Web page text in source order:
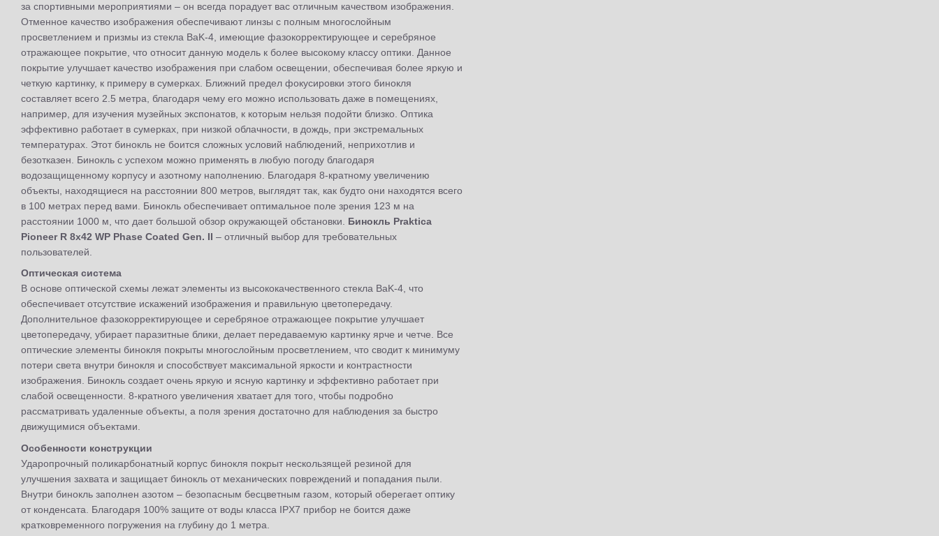
за спортивными мероприятиями – он всегда порадует вас отличным качеством изображения.
Отменное качество изображения обеспечивают линзы с полным многослойным
просветлением и призмы из стекла BaK-4, имеющие фазокорректирующее и серебряное
отражающее покрытие, что относит данную модель к более высокому классу оптики. Данное
покрытие улучшает качество изображения при слабом освещении, обеспечивая более яркую и
четкую картинку, к примеру в сумерках. Ближний предел фокусировки этого бинокля
составляет всего 2.5 метра, благодаря чему его можно использовать даже в помещениях,
например, для изучения музейных экспонатов, к которым нельзя подойти близко. Оптика
эффективно работает в сумерках, при низкой облачности, в дождь, при экстремальных
температурах. Этот бинокль не боится сложных условий наблюдений, неприхотлив и
безотказен. Бинокль с успехом можно применять в любую погоду благодаря
водозащищенному корпусу и азотному наполнению. Благодаря 8-кратному увеличению
объекты, находящиеся на расстоянии 800 метров, выглядят так, как будто они находятся всего
в 100 метрах перед вами. Бинокль обеспечивает оптимальное поле зрения 123 м на
расстоянии 1000 м, что дает большой обзор окружающей обстановки. Бинокль Praktica
Pioneer R 8x42 WP Phase Coated Gen. II – отличный выбор для требовательных
пользователей.
Оптическая система
В основе оптической схемы лежат элементы из высококачественного стекла BaK-4, что
обеспечивает отсутствие искажений изображения и правильную цветопередачу.
Дополнительное фазокорректирующее и серебряное отражающее покрытие улучшает
цветопередачу, убирает паразитные блики, делает передаваемую картинку ярче и четче. Все
оптические элементы бинокля покрыты многослойным просветлением, что сводит к минимуму
потери света внутри бинокля и способствует максимальной яркости и контрастности
изображения. Бинокль создает очень яркую и ясную картинку и эффективно работает при
слабой освещенности. 8-кратного увеличения хватает для того, чтобы подробно
рассматривать удаленные объекты, а поля зрения достаточно для наблюдения за быстро
движущимися объектами.
Особенности конструкции
Ударопрочный поликарбонатный корпус бинокля покрыт нескользящей резиной для
улучшения захвата и защищает бинокль от механических повреждений и попадания пыли.
Внутри бинокль заполнен азотом – безопасным бесцветным газом, который оберегает оптику
от конденсата. Благодаря 100% защите от воды класса IPX7 прибор не боится даже
кратковременного погружения на глубину до 1 метра.